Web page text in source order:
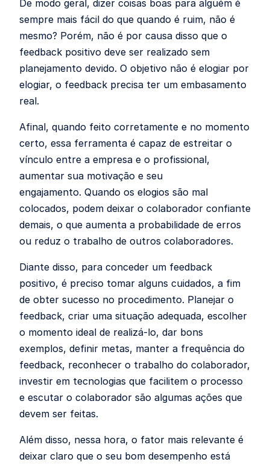
De modo geral, dizer coisas boas para alguém é
sempre mais fácil do que quando é ruim, não é
mesmo? Porém, não é por causa disso que o
feedback positivo deve ser realizado sem
planejamento devido. O objetivo não é elogiar por
elogiar, o feedback precisa ter um embasamento
real.
Afinal, quando feito corretamente e no momento
certo, essa ferramenta é capaz de estreitar o
vínculo entre a empresa e o profissional,
aumentar sua motivação e seu
engajamento. Quando os elogios são mal
colocados, podem deixar o colaborador confiante
demais, o que aumenta a probabilidade de erros
ou reduz o trabalho de outros colaboradores.
Diante disso, para conceder um feedback
positivo, é preciso tomar alguns cuidados, a fim
de obter sucesso no procedimento. Planejar o
feedback, criar uma situação adequada, escolher
o momento ideal de realizá-lo, dar bons
exemplos, definir metas, manter a frequência do
feedback, reconhecer o trabalho do colaborador,
investir em tecnologias que facilitem o processo
e escutar o colaborador são algumas ações que
devem ser feitas.
Além disso, nessa hora, o fator mais relevante é
deixar claro que o seu bom desempenho está